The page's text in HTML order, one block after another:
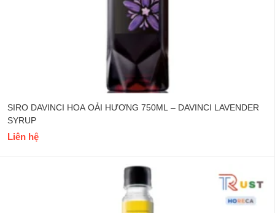
SIRO DAVINCI HOA OẢI HƯƠNG 750ML – DAVINCI LAVENDER
SYRUP
Liên hệ